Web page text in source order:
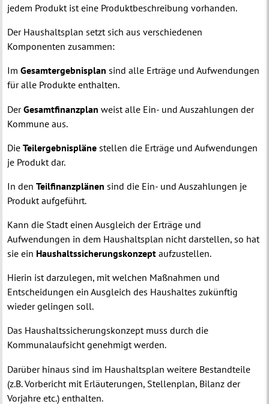
jedem Produkt ist eine Produktbeschreibung vorhanden.
Der Haushaltsplan setzt sich aus verschiedenen
Komponenten zusammen:
ImGesamtergebnisplan sind alle Erträge und Aufwendungen
für alle Produkte enthalten.
DerGesamtfinanzplan weist alle Ein- und Auszahlungen der
Kommune aus.
DieTeilergebnispläne stellen die Erträge und Aufwendungen
je Produkt dar.
In denTeilfinanzplänen sind die Ein- und Auszahlungen je
Produkt aufgeführt.
Kann die Stadt einen Ausgleich der Erträge und
Aufwendungen in dem Haushaltsplan nicht darstellen, so hat
sie ein Haushaltssicherungskonzept aufzustellen.
Hierin ist darzulegen, mit welchen Maßnahmen und
Entscheidungen ein Ausgleich des Haushaltes zukünftig
wieder gelingen soll.
Das Haushaltssicherungskonzept muss durch die
Kommunalaufsicht genehmigt werden.
Darüber hinaus sind im Haushaltsplan weitere Bestandteile
(z.B. Vorbericht mit Erläuterungen, Stellenplan, Bilanz der
Vorjahre etc.) enthalten.